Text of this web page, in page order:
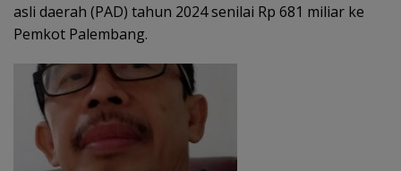
asli daerah (PAD) tahun 2024 senilai Rp 681 miliar ke
Pemkot Palembang.